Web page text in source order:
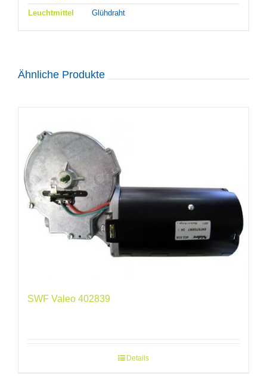
Leuchtmittel
Glühdraht
Ähnliche Produkte
SWF Valeo 402839
Details